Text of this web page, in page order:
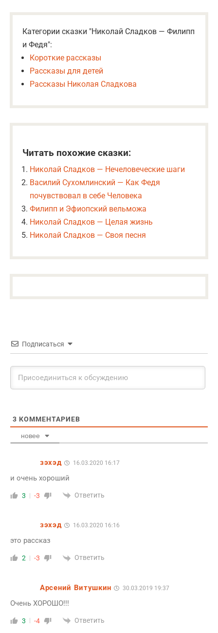
Категории сказки "Николай Сладков — Филипп
и Федя":
Короткие рассказы
Рассказы для детей
Рассказы Николая Сладкова
Читать похожие сказки:
Николай Сладков — Нечеловеческие шаги
Василий Сухомлинский — Как Федя
почувствовал в себе Человека
Филипп и Эфиопский вельможа
Николай Сладков — Целая жизнь
Николай Сладков — Своя песня
Подписаться
3 КОММЕНТАРИЕВ
новее
зэхэд 16.03.2020 16:17
и очень хороший
3 -3 Ответить
зэхэд 16.03.2020 16:16
это рассказ
2 -3 Ответить
Арсений Витушкин 30.03.2019 19:37
Очень ХОРОШО!!!
3 -4 Ответить